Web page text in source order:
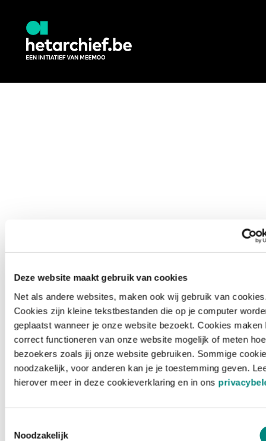
Deze website maakt gebruik van cookies
Net als andere websites, maken ook wij gebruik van
Cookies zijn kleine tekstbestanden die op je computer
geplaatst wanneer je onze website bezoekt. Cookies maken
correct functioneren van onze website mogelijk of meten hoe
bezoekers zoals jij onze website gebruiken. Sommige
noodzakelijk, voor anderen kan je je toestemming geven.
hierover meer in deze cookieverklaring en in ons
Noodzakelijk